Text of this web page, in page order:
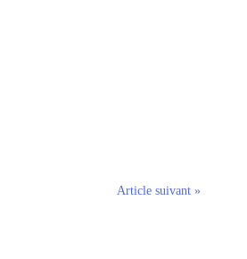
Article suivant »